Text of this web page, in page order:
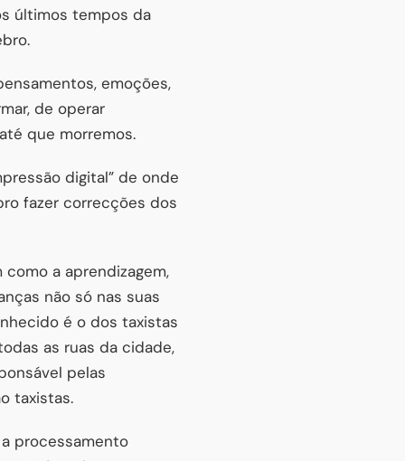
últimos tempos da
emoções,
de operar
que morremos.
digital” de onde
fazer correcções dos
a aprendizagem,
não só nas suas
é o dos taxistas
as ruas da cidade,
pelas
taxistas.
processamento